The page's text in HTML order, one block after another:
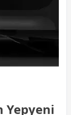
Yepyeni